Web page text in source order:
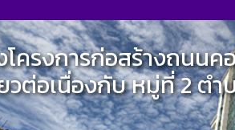
โครงการก่อสร้างถนน
ต่อเนื่องกับ หมู่ที่ 2 ต